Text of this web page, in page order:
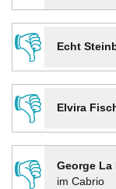
👎
Echt
👎
Elvira
👎
George La
im Cabrio